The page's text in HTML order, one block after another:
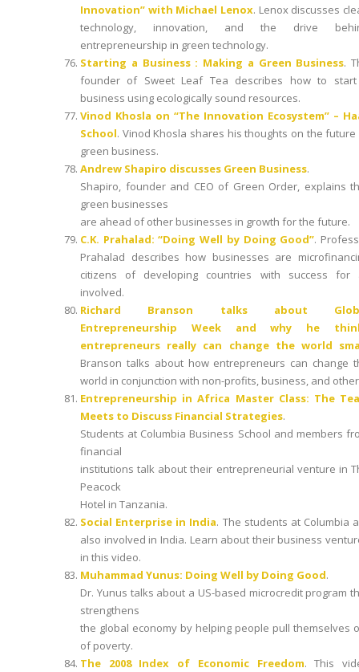
Innovation” with Michael Lenox. Lenox discusses
technology, innovation, and the drive
entrepreneurship in green technology.
Starting a Business : Making a Green Business.
founder of Sweet Leaf Tea describes how to
business using ecologically sound resources.
Vinod Khosla on “The Innovation Ecosystem” –
School. Vinod Khosla shares his thoughts on the
green business.
Andrew Shapiro discusses Green Business.
Shapiro, founder and CEO of Green Order, explains
green businesses
are ahead of other businesses in growth for the future.
C.K. Prahalad: “Doing Well by Doing Good”.
Prahalad describes how businesses are
citizens of developing countries with success for
involved.
Richard Branson talks about
Entrepreneurship Week and why he
entrepreneurs really can change the world
Branson talks about how entrepreneurs can change
world in conjunction with non-profits, business, and
Entrepreneurship in Africa Master Class: The
Meets to Discuss Financial Strategies.
Students at Columbia Business School and members
financial
institutions talk about their entrepreneurial venture in
Peacock
Hotel in Tanzania.
Social Enterprise in India. The students at Columbia
also involved in India. Learn about their business
in this video.
Muhammad Yunus: Doing Well by Doing Good.
Dr. Yunus talks about a US-based microcredit program
strengthens
the global economy by helping people pull themselves
of poverty.
The 2008 Index of Economic Freedom. This